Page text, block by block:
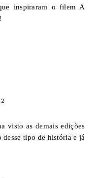
inspiraram o filem A
visto as demais edições
tipo de história e já